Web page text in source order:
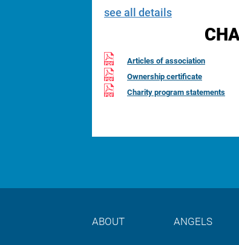
see all details
Articles of association
Ownership certificate
Charity program statements
ABOUT ANGELS